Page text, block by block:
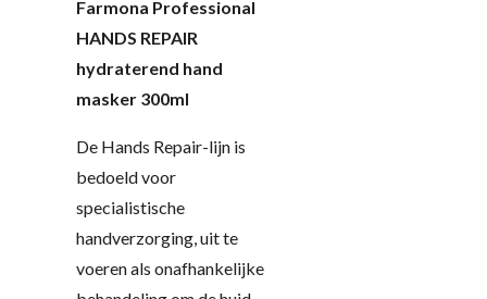
Farmona Professional
HANDS REPAIR
hydraterend hand
masker 300ml
De Hands Repair-lijn is
bedoeld voor
specialistische
handverzorging, uit te
voeren als onafhankelijke